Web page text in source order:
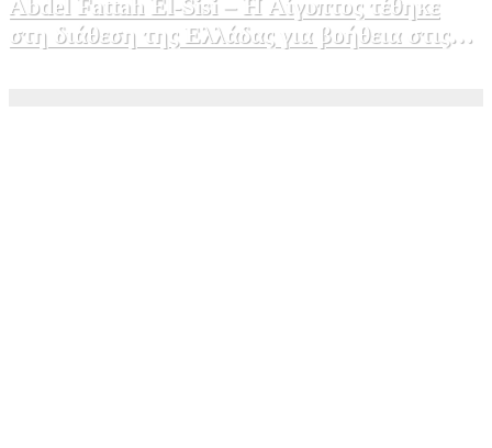
Abdel Fattah El-Sisi – Η Αίγυπτος τέθηκε
στη διάθεση της Ελλάδας για βοήθεια στις